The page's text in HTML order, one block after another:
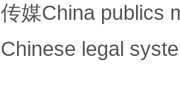
媒China publics
legal